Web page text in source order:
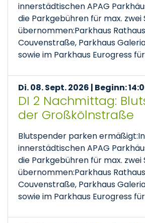
innerstädtischen APAG
die Parkgebühren für max. zwei
übernommen:Parkhaus
Couvenstraße, Parkhaus
sowie im Parkhaus Eurogress
Di. 08. Sept. 2026 | Beginn:
DI 2 Nachmittag:
der Großkölnstraße
Blutspender parken
innerstädtischen APAG
die Parkgebühren für max. zwei
übernommen:Parkhaus
Couvenstraße, Parkhaus
sowie im Parkhaus Eurogress